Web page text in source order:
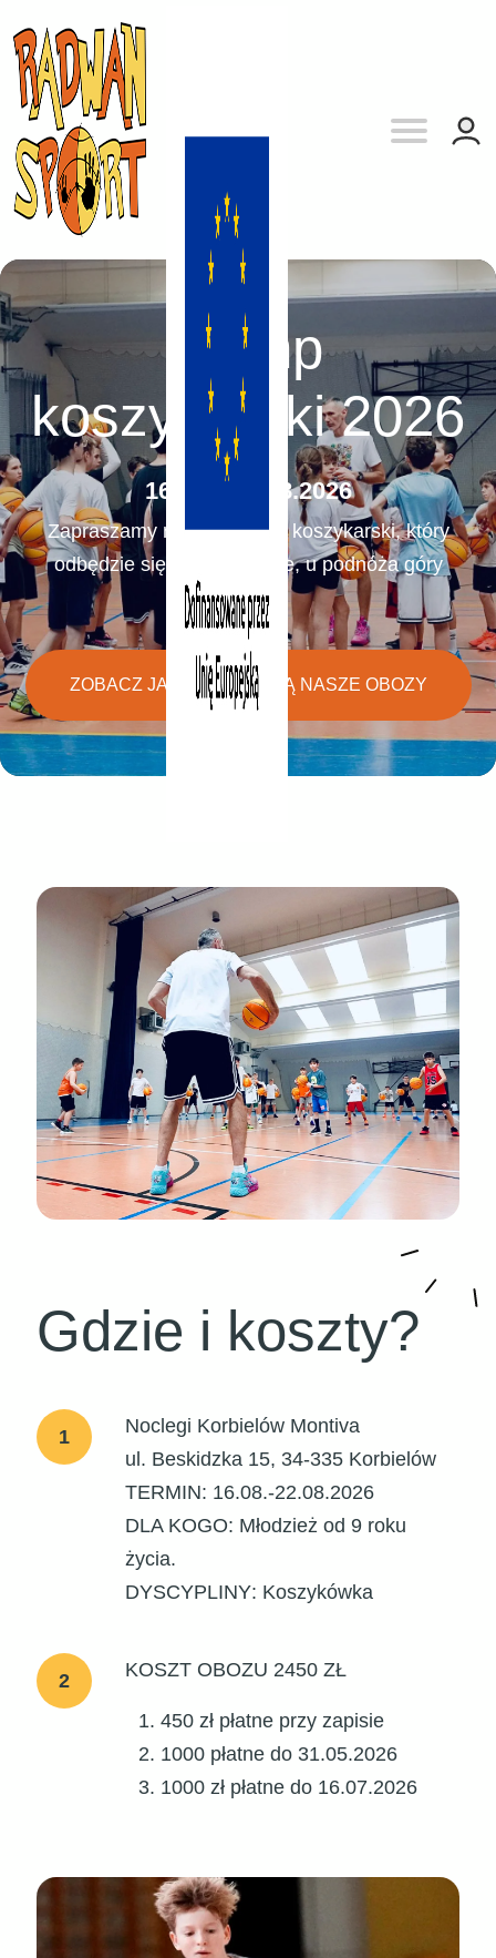
Camp
koszykarski 2026
16.08. - 22.08.2026
Zapraszamy na nasz camp koszykarski, który
odbędzie się w Korbielowie, u podnóża góry
Pilsko.
ZOBACZ JAK WYGLĄDAJĄ NASZE OBOZY
Gdzie i koszty?
1
Noclegi Korbielów Montiva
ul. Beskidzka 15, 34-335 Korbielów
TERMIN: 16.08.-22.08.2026
DLA KOGO: Młodzież od 9 roku
życia.
DYSCYPLINY: Koszykówka
2 KOSZT OBOZU 2450 ZŁ
450 zł płatne przy zapisie
1000 płatne do 31.05.2026
1000 zł płatne do 16.07.2026